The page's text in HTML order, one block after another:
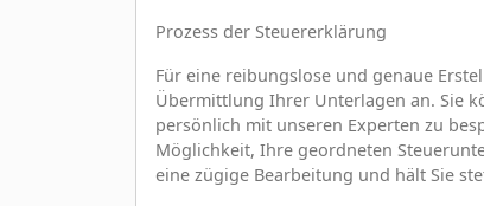
Prozess der Steuererklärung
Für eine reibungslose und genaue
Übermittlung Ihrer Unterlagen an. Sie
persönlich mit unseren Experten zu
Möglichkeit, Ihre geordneten
eine zügige Bearbeitung und hält Sie